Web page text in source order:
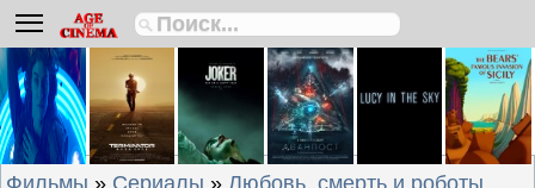
Биографии
Боевики
Вестерны
Военные